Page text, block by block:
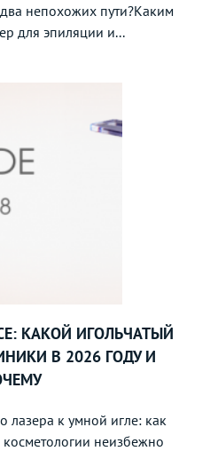
непохожих пути?Каким
для эпиляции и...
КАКОЙ ИГОЛЬЧАТЫЙ
В 2026 ГОДУ И
лазера к умной игле: как
неизбежно